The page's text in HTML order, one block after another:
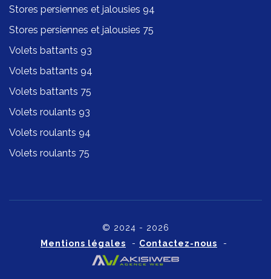
Stores persiennes et jalousies 94
Stores persiennes et jalousies 75
Volets battants 93
Volets battants 94
Volets battants 75
Volets roulants 93
Volets roulants 94
Volets roulants 75
© 2024 - 2026
Mentions légales - Contactez-nous -